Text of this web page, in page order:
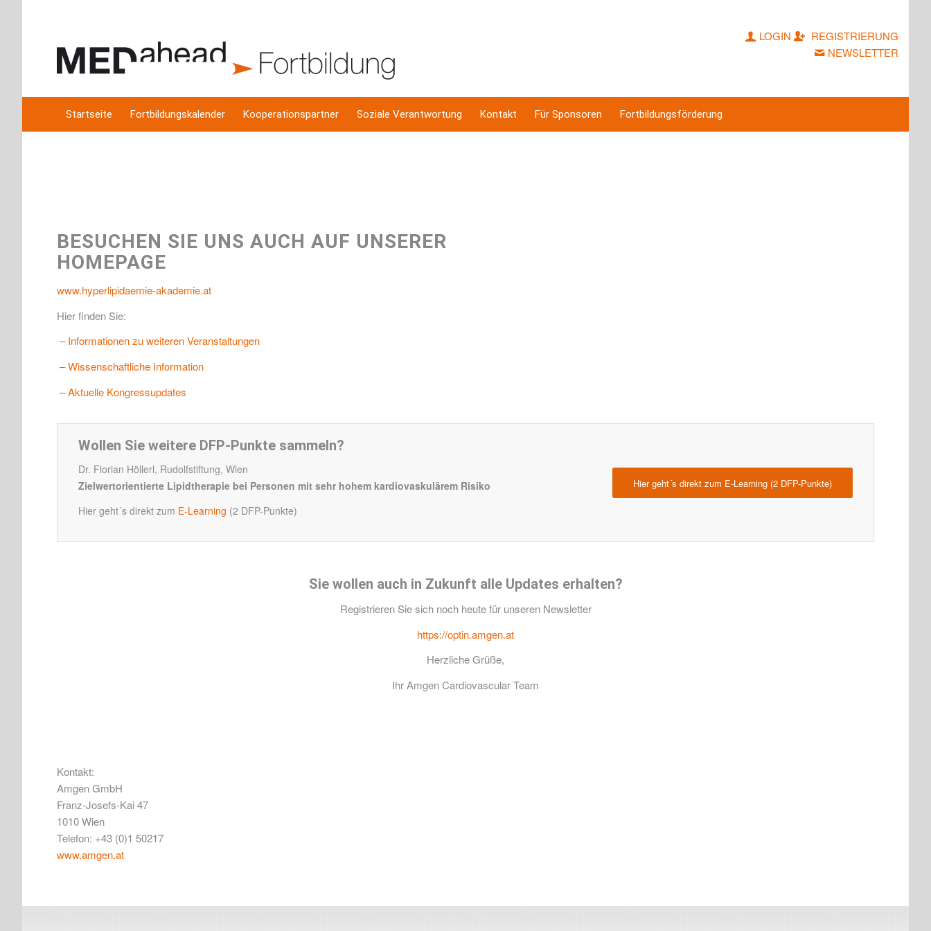
LOGIN
REGISTRIERUNG
NEWSLETTER
Startseite Fortbildungskalender Kooperationspartner Soziale Verantwortung Kontakt Für Sponsoren Fortbildungsförderung
BESUCHEN SIE UNS AUCH AUF UNSERER
HOMEPAGE
www.hyperlipidaemie-akademie.at
Hier finden Sie:
– Informationen zu weiteren Veranstaltungen
– Wissenschaftliche Information
– Aktuelle Kongressupdates
Wollen Sie weitere DFP-Punkte sammeln?
Dr. Florian Höllerl, Rudolfstiftung, Wien
Zielwertorientierte Lipidtherapie bei Personen mit sehr hohem kardiovaskulärem Risiko
Hier geht´s direkt zum E-Learning (2 DFP-Punkte)
Hier geht´s direkt zum E-Learning (2 DFP-Punkte)
Sie wollen auch in Zukunft alle Updates erhalten?
Registrieren Sie sich noch heute für unseren Newsletter
https://optin.amgen.at
Herzliche Grüße,
Ihr Amgen Cardiovascular Team
Kontakt:
Amgen GmbH
Franz-Josefs-Kai 47
1010 Wien
Telefon: +43 (0)1 50217
www.amgen.at